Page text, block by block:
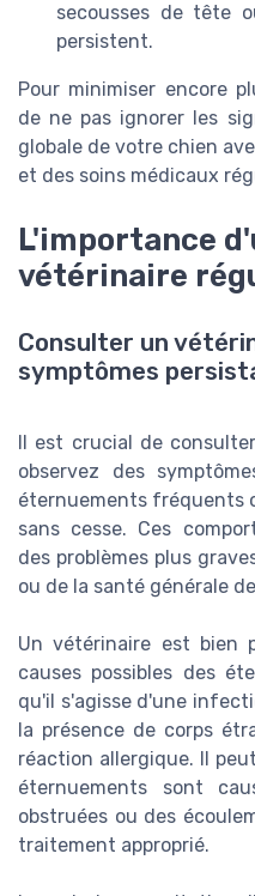
secousses de tête
persistent.
Pour minimiser encore
de ne pas ignorer les
globale de votre chien
et des soins médicaux
L'importance
vétérinaire
Consulter un
symptômes
Il est crucial de
observez des
éternuements fréquents
sans cesse. Ces
des problèmes plus
ou de la santé générale
Un vétérinaire est bien
causes possibles des
qu'il s'agisse d'une
la présence de corps
réaction allergique. Il
éternuements sont
obstruées ou des
traitement approprié.